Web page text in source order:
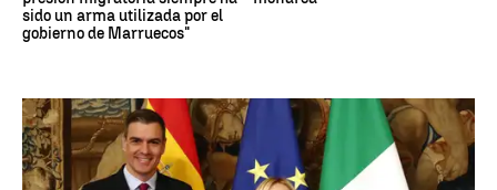
sido un arma utilizada por el
gobierno de Marruecos"